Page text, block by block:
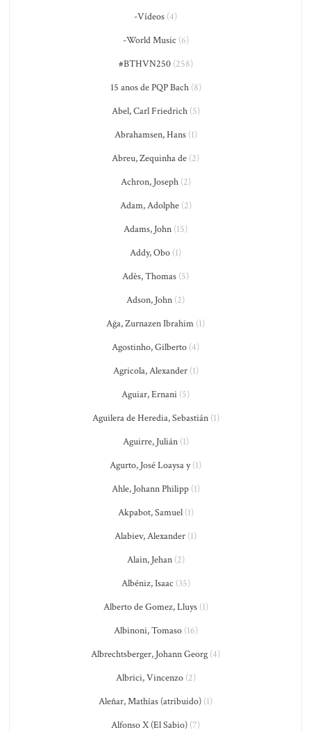
-Vídeos (4)
-World Music (6)
#BTHVN250(258)
15 anos de PQP Bach(8)
Abel, Carl Friedrich(5)
Abrahamsen, Hans(1)
Abreu, Zequinha de (2)
Achron, Joseph(2)
Adam, Adolphe(2)
Adams, John (15)
Addy, Obo (1)
Adès, Thomas (5)
Adson, John (2)
Ağa, Zurnazen Ibrahim (1)
Agostinho, Gilberto (4)
Agricola, Alexander(1)
Aguiar, Ernani (5)
Aguilera de Heredia, Sebastián(1)
Aguirre, Julián(1)
Agurto, José Loaysa y(1)
Ahle, Johann Philipp(1)
Akpabot, Samuel(1)
Alabiev, Alexander (1)
Alain, Jehan(2)
Albéniz, Isaac (35)
Alberto de Gomez, Lluys(1)
Albinoni, Tomaso(16)
Albrechtsberger, Johann Georg (4)
Albrici, Vincenzo(2)
Aleñar, Mathías (atribuido) (1)
Alfonso X (El Sabio) (7)